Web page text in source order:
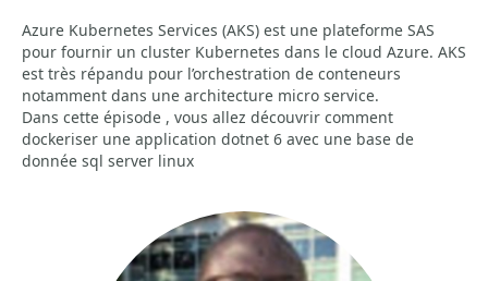
Azure Kubernetes Services (AKS) est une plateforme SAS
pour fournir un cluster Kubernetes dans le cloud Azure. AKS
est très répandu pour l’orchestration de conteneurs
notamment dans une architecture micro service.
Dans cette épisode , vous allez découvrir comment
dockeriser une application dotnet 6 avec une base de
donnée sql server linux